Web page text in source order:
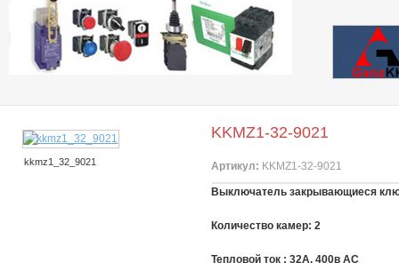
kkmz1_32_9021
KKMZ1-32-9021
Артикул: KKMZ1-32-9021
Выключатель закрывающиеся
Количество камер: 2
Тепловой ток : 32A, 400в АС